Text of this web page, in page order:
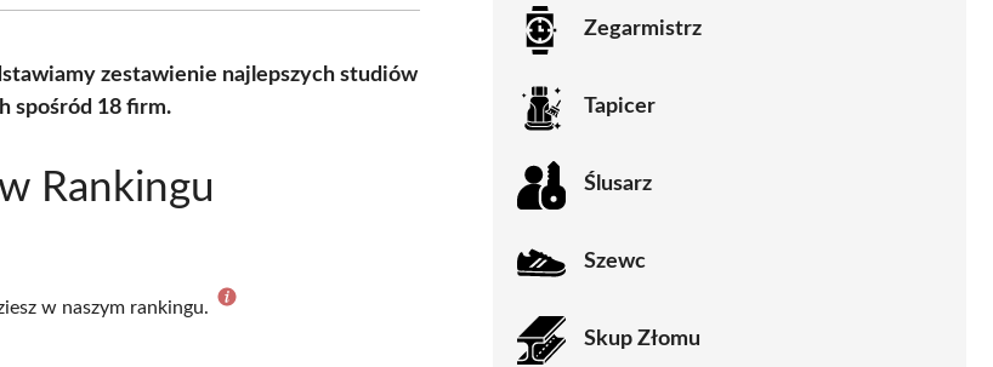
(Twitter)
zestawienie najlepszych studiów
spośród 18 firm.
Rankingu
w naszym rankingu.
Zegarmistrz
Tapicer
Ślusarz
Szewc
Skup Złomu